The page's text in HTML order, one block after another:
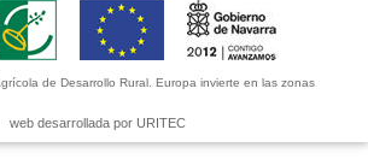
de Desarrollo Rural. Europa invierte en las zonas
web desarrollada por URITEC